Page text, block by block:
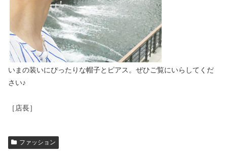
いまの装いにぴったりな帽子とピアス。ぜひご覧にいらしてくだ
さい♪
［店長］
ファッション